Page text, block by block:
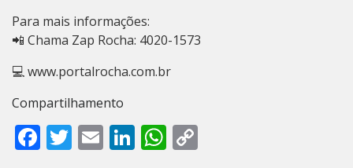
Para mais informações:
📲 Chama Zap Rocha: 4020-1573
💻 www.portalrocha.com.br
Compartilhamento
Facebook
Twitter
EmailLinkedIn
WhatsApp